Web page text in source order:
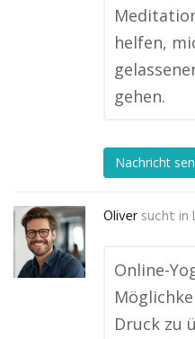
helfen,
gehen.
Nachricht
Oliver sucht in
Online-
Druck zu